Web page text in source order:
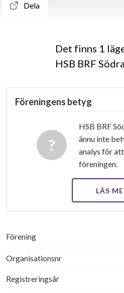
Dela
Det finns 1
HSB BRF
Föreningens betyg
HSB BRF
ännu inte
analys för
föreningen.
LÄS
Förening
Organisationsnr
Registreringsår